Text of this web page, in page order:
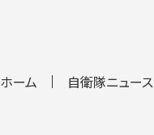
ホーム 自衛隊ニュース